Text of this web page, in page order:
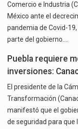
Comercio e Industria
México ante el
pandemia de Covid-
parte del gobierno.…
Puebla requiere
inversiones:
El presidente de la
Transformación
manifestó que el
de seguridad para que